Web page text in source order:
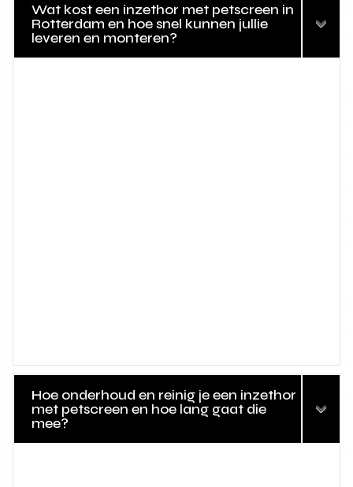
Wat kost een inzethor met petscreen in
Rotterdam en hoe snel kunnen jullie
leveren en monteren?
Hoe onderhoud en reinig je een inzethor
met petscreen en hoe lang gaat die
mee?